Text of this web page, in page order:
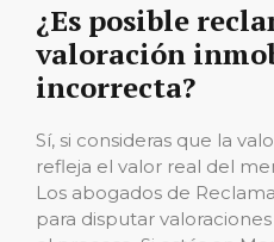
¿Es posible
valoración
incorrecta?
Sí, si consideras que la
refleja el valor real del
Los abogados de
para disputar